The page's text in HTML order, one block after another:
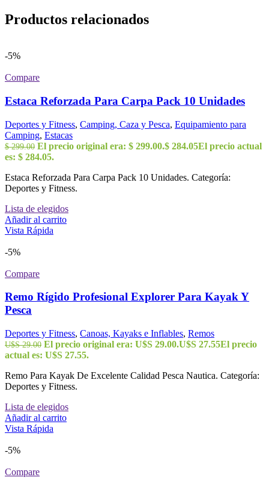
Productos relacionados
-5%
Compare
Estaca Reforzada Para Carpa Pack 10 Unidades
Deportes y Fitness, Camping, Caza y Pesca, Equipamiento para
Camping, Estacas
$299.00 El precio original era: $ 299.00.$ 284.05El precio actual
es: $ 284.05.
Estaca Reforzada Para Carpa Pack 10 Unidades. Categoría:
Deportes y Fitness.
Lista de elegidos
Añadir al carrito
Vista Rápida
-5%
Compare
Remo Rígido Profesional Explorer Para Kayak Y
Pesca
Deportes y Fitness, Canoas, Kayaks e Inflables, Remos
U$S29.00 El precio original era: U$S 29.00.U$S 27.55El precio
actual es: U$S 27.55.
Remo Para Kayak De Excelente Calidad Pesca Nautica. Categoría:
Deportes y Fitness.
Lista de elegidos
Añadir al carrito
Vista Rápida
-5%
Compare